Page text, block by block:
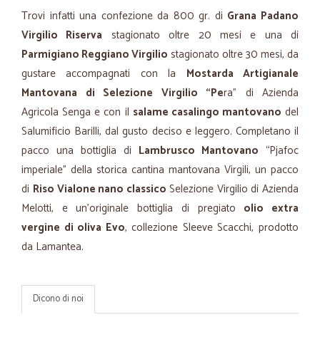
Trovi infatti una confezione da 800 gr. di Grana Padano
Virgilio Riserva stagionato oltre 20 mesi e una di
Parmigiano Reggiano Virgilio stagionato oltre 30 mesi, da
gustare accompagnati con la Mostarda Artigianale
Mantovana di Selezione Virgilio “Pera” di Azienda
Agricola Senga e con il salame casalingo mantovano del
Salumificio Barilli, dal gusto deciso e leggero. Completano il
pacco una bottiglia di Lambrusco Mantovano “Pjafoc
imperiale” della storica cantina mantovana Virgili, un pacco
di Riso Vialone nano classico Selezione Virgilio di Azienda
Melotti, e un’originale bottiglia di pregiato olio extra
vergine di oliva Evo, collezione Sleeve Scacchi, prodotto
da Lamantea.
Dicono di noi